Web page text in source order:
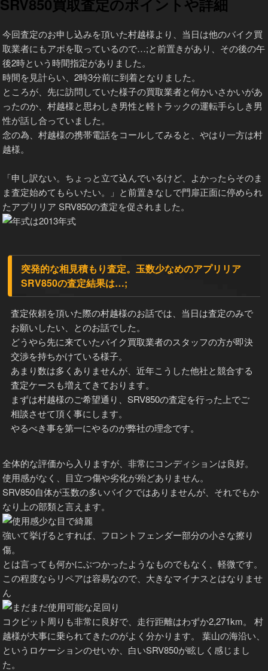
今回査定のお申し込みを頂いた村越様より、当日は他のバイク買
取業者にもアポを取っているので…;と前置きがあり、その後の午
後2時という時間指定がありました。
時間を見計らい、2時3分前に到着となりました。
ところが、先に訪問していた様子の買取業者と何かいさかいがあ
ったのか、村越様と思わしき男性と軽トラックの運転手らしき男
性が話し合っていました。
念の為、村越様の携帯電話をコールしてみると、やはり一方は村
越様。
「申し訳ない。ちょっと立て込んでいるけど、よかったらそのま
ま査定始めてもらいたい。」と前置きなしで門扉正面に停められ
たアプリリア SRV850の査定を促されました。
突発的な相見積もり査定。玉数少なめのアプリリア
SRV850の査定結果は…;
査定依頼を頂いた際の村越様のお話では、当日は査定のみで
お願いしたい、とのお話でした。
どうやら先に来ていたバイク買取業者のスタッフの方が即決
交渉を持ちかけている様子。
あまり数は多くありませんが、近年こうした他社と競合する
査定ケースも増えてきております。
まずは村越様のご希望通り、SRV850の査定を行った上でご
相談させて頂く事にします。
やるべき事を第一にやるのが弊社の理念です。
全体的な評価から入りますが、非常にコンディションは良好。
使用感がなく、目立つ傷や劣化が殆どありません。
SRV850自体が玉数の多いバイクではありませんが、それでもか
なり上の部類と言えます。
強いて挙げるとすれば、フロントフェンダー部分の小さな擦り
傷。
とは言っても何かにぶつかったようなものでもなく、軽微です。
この程度ならリペアは容易なので、大きなマイナスとはなりませ
ん
コクピット周りも非常に良好で、走行距離はわずか2,271km。 村
越様が大事に乗られてきたのがよく分かります。 葉山の海沿い、
というロケーションのせいか、白いSRV850が眩しく感じまし
た。